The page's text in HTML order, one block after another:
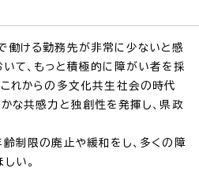
ける勤務先が非常に少ないと感
て、もっと積極的に障がい者を採
これからの多文化共生社会の時代
な共感力と独創性を発揮し、県政
制限の廃止や緩和をし、多くの障
い。